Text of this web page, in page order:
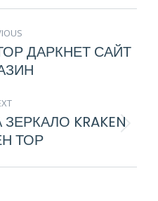
Previous
post:
ДАРКНЕТ САЙТ
Next
post:
KRAKEN
ТОР